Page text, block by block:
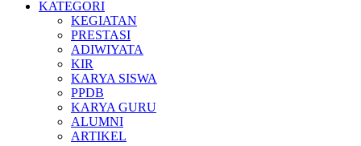
KATEGORI
KEGIATAN
PRESTASI
ADIWIYATA
KIR
KARYA SISWA
PPDB
KARYA GURU
ALUMNI
ARTIKEL